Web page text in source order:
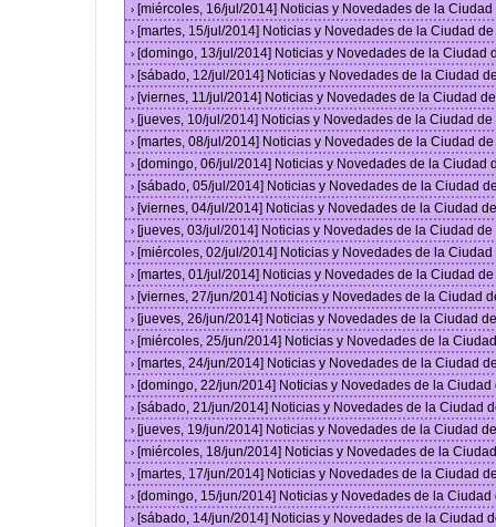
› [miércoles, 16/jul/2014] Noticias y Novedades de la
› [martes, 15/jul/2014] Noticias y Novedades de la Ciudad
› [domingo, 13/jul/2014] Noticias y Novedades de la Ciudad
› [sábado, 12/jul/2014] Noticias y Novedades de la Ciudad
› [viernes, 11/jul/2014] Noticias y Novedades de la Ciudad
› [jueves, 10/jul/2014] Noticias y Novedades de la Ciudad
› [martes, 08/jul/2014] Noticias y Novedades de la Ciudad
› [domingo, 06/jul/2014] Noticias y Novedades de la Ciudad
› [sábado, 05/jul/2014] Noticias y Novedades de la Ciudad
› [viernes, 04/jul/2014] Noticias y Novedades de la Ciudad
› [jueves, 03/jul/2014] Noticias y Novedades de la Ciudad
› [miércoles, 02/jul/2014] Noticias y Novedades de la
› [martes, 01/jul/2014] Noticias y Novedades de la Ciudad
› [viernes, 27/jun/2014] Noticias y Novedades de la Ciudad
› [jueves, 26/jun/2014] Noticias y Novedades de la Ciudad
› [miércoles, 25/jun/2014] Noticias y Novedades de la
› [martes, 24/jun/2014] Noticias y Novedades de la Ciudad
› [domingo, 22/jun/2014] Noticias y Novedades de la
› [sábado, 21/jun/2014] Noticias y Novedades de la Ciudad
› [jueves, 19/jun/2014] Noticias y Novedades de la Ciudad
› [miércoles, 18/jun/2014] Noticias y Novedades de la
› [martes, 17/jun/2014] Noticias y Novedades de la Ciudad
› [domingo, 15/jun/2014] Noticias y Novedades de la
› [sábado, 14/jun/2014] Noticias y Novedades de la Ciudad